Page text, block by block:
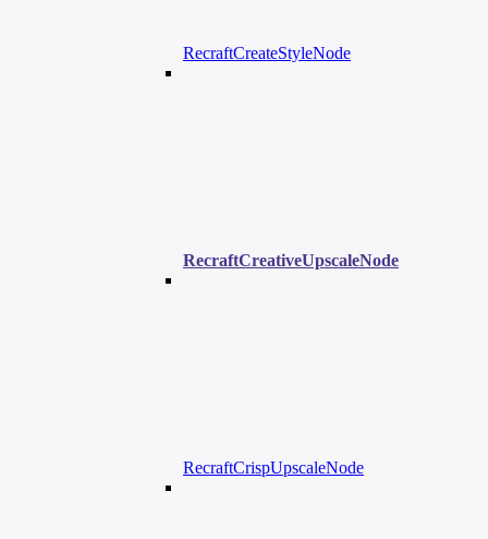
RecraftCreateStyleNode
RecraftCreativeUpscaleNode
RecraftCrispUpscaleNode